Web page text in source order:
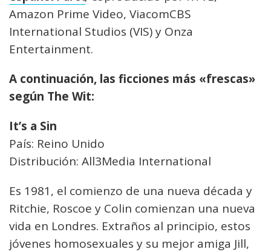
Amazon Prime Video, ViacomCBS
International Studios (VIS) y Onza
Entertainment.
A continuación, las ficciones más «frescas»
según The Wit:
It’s a Sin
País: Reino Unido
Distribución: All3Media International
Es 1981, el comienzo de una nueva década y
Ritchie, Roscoe y Colin comienzan una nueva
vida en Londres. Extraños al principio, estos
jóvenes homosexuales y su mejor amiga Jill,